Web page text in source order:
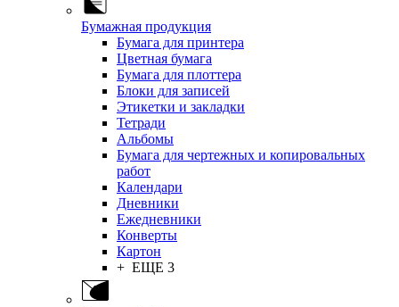
Бумажная продукция
Бумага для принтера
Цветная бумага
Бумага для плоттера
Блоки для записей
Этикетки и закладки
Тетради
Альбомы
Бумага для чертежных и копировальных
работ
Календари
Дневники
Ежедневники
Конверты
Картон
+ ЕЩЕ 3